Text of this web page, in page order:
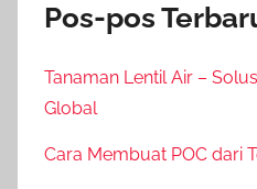
Pos-pos
Tanaman Lentil Air –
Global
Cara Membuat POC dari